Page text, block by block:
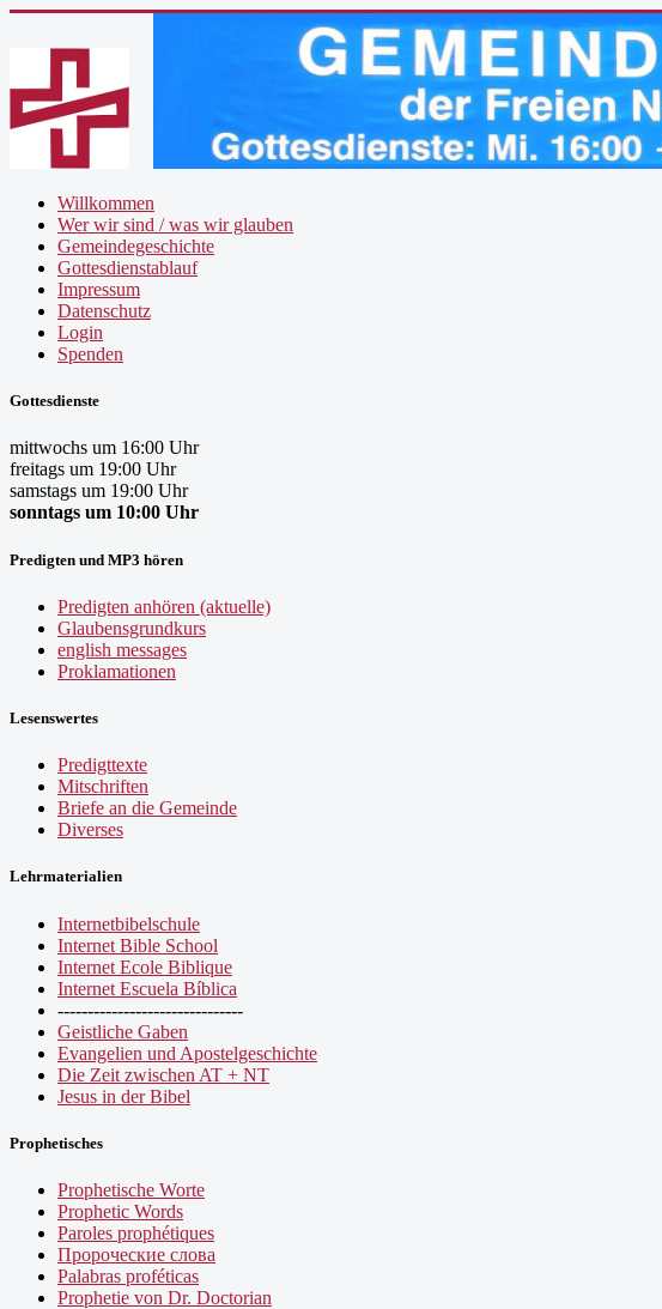
Willkommen
Wer wir sind / was wir glauben
Gemeindegeschichte
Gottesdienstablauf
Impressum
Datenschutz
Login
Spenden
Gottesdienste
mittwochs um 16:00 Uhr
freitags um 19:00 Uhr
samstags um 19:00 Uhr
sonntags um 10:00 Uhr
Predigten und MP3 hören
Predigten anhören (aktuelle)
Glaubensgrundkurs
english messages
Proklamationen
Lesenswertes
Predigttexte
Mitschriften
Briefe an die Gemeinde
Diverses
Lehrmaterialien
Internetbibelschule
Internet Bible School
Internet Ecole Biblique
Internet Escuela Bíblica
-------------------------------
Geistliche Gaben
Evangelien und Apostelgeschichte
Die Zeit zwischen AT + NT
Jesus in der Bibel
Prophetisches
Prophetische Worte
Prophetic Words
Paroles prophétiques
Пророческие слова
Palabras proféticas
Prophetie von Dr. Doctorian